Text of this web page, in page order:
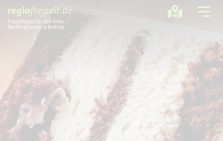
Freizeittipps für den Kreis
Recklinghausen & Bottrop
Sport + Bewegung
Aktuelles
Freizeitregion